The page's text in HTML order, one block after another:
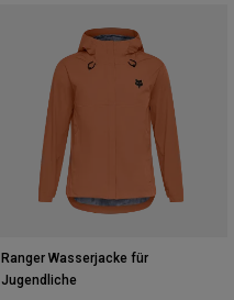
Ranger Wasserjacke für
Jugendliche